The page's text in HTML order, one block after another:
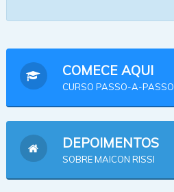
COMECE AQUI
CURSO PASSO-A-PASSO
DEPOIMENTOS
SOBRE MAICON RISSI